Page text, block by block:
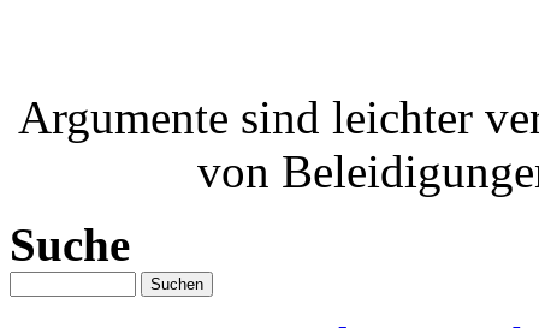
Argumente sind leichter
von
Suche